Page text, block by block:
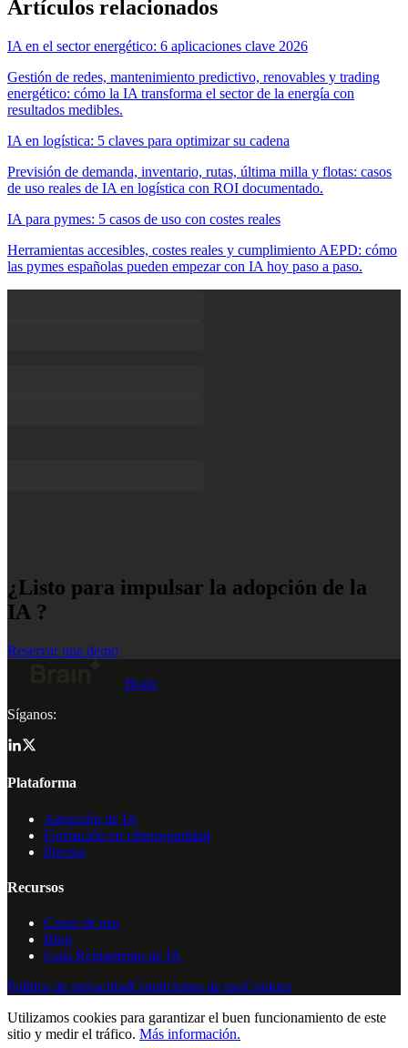
Artículos relacionados
IA en el sector energético: 6 aplicaciones clave 2026
Gestión de redes, mantenimiento predictivo, renovables y trading
energético: cómo la IA transforma el sector de la energía con
resultados medibles.
IA en logística: 5 claves para optimizar su cadena
Previsión de demanda, inventario, rutas, última milla y flotas: casos
de uso reales de IA en logística con ROI documentado.
IA para pymes: 5 casos de uso con costes reales
Herramientas accesibles, costes reales y cumplimiento AEPD: cómo
las pymes españolas pueden empezar con IA hoy paso a paso.
¿Listo para impulsar la adopción de la
IA ?
Reservar una demo
Brain
Síganos:
Plataforma
Adopción de IA
Formación en ciberseguridad
Precios
Recursos
Casos de uso
Blog
Guía Reglamento de IA
Política de privacidadCondiciones de usoCookies
Utilizamos cookies para garantizar el buen funcionamiento de este
sitio y medir el tráfico. Más información.